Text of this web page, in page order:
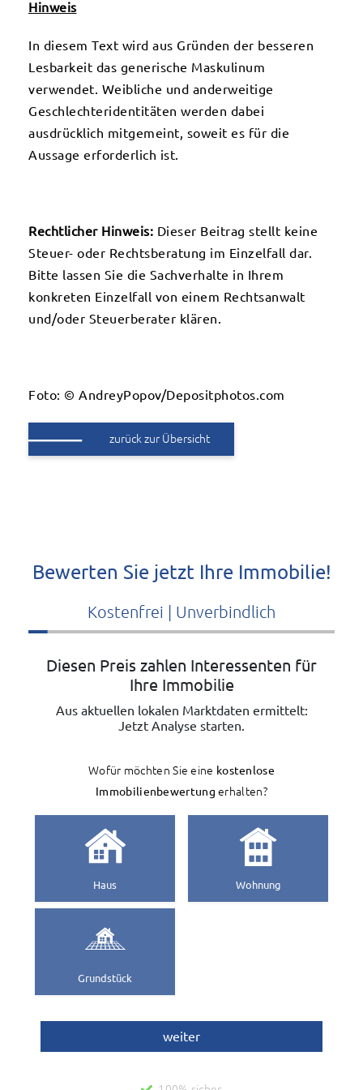
Hinweis
In diesem Text wird aus Gründen der besseren
Lesbarkeit das generische Maskulinum
verwendet. Weibliche und anderweitige
Geschlechteridentitäten werden dabei
ausdrücklich mitgemeint, soweit es für die
Aussage erforderlich ist.
Rechtlicher Hinweis: Dieser Beitrag stellt keine
Steuer- oder Rechtsberatung im Einzelfall dar.
Bitte lassen Sie die Sachverhalte in Ihrem
konkreten Einzelfall von einem Rechtsanwalt
und/oder Steuerberater klären.
Foto: © AndreyPopov/Depositphotos.com
zurück zur Übersicht
Bewerten Sie jetzt Ihre Immobilie!
Kostenfrei | Unverbindlich
Diesen Preis zahlen Interessenten für
Ihre Immobilie
Aus aktuellen lokalen Marktdaten ermittelt:
Jetzt Analyse starten.
Wofür möchten Sie eine kostenlose
Immobilienbewertung erhalten?
Haus Wohnung
Grundstück
weiter